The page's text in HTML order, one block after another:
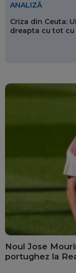
ANALIZĂ
Criza din Ceuta:
dreapta cu tot cu
Noul Jose
portughez la